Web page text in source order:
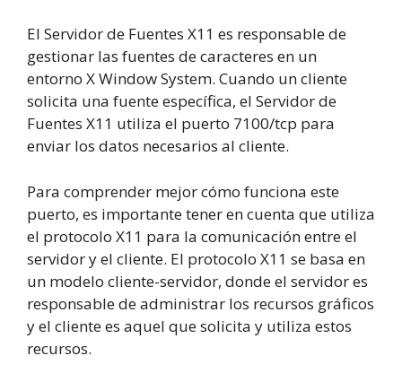
El Servidor de Fuentes X11 es responsable de
gestionar las fuentes de caracteres en un
entorno X Window System. Cuando un cliente
solicita una fuente específica, el Servidor de
Fuentes X11 utiliza el puerto 7100/tcp para
enviar los datos necesarios al cliente.
Para comprender mejor cómo funciona este
puerto, es importante tener en cuenta que utiliza
el protocolo X11 para la comunicación entre el
servidor y el cliente. El protocolo X11 se basa en
un modelo cliente-servidor, donde el servidor es
responsable de administrar los recursos gráficos
y el cliente es aquel que solicita y utiliza estos
recursos.